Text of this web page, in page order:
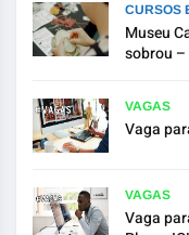
CURSOS
Museu
sobrou
VAGAS
Vaga
VAGAS
Vaga